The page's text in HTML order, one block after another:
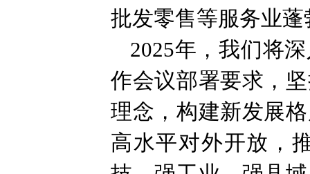
批发零售等服务业蓬
2025年，我们将
作会议部署要求，
理念，构建新发展
高水平对外开放，